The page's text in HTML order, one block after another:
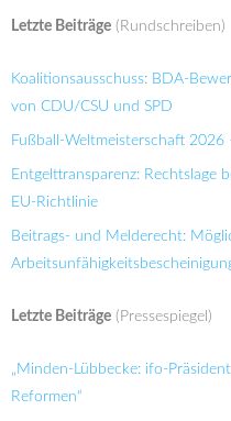
Letzte Beiträge (Rundschreiben)
Koalitionsausschuss: BDA-
von CDU/CSU und SPD
Fußball-Weltmeisterschaft
Entgelttransparenz: Rechtslage
EU-Richtlinie
Beitrags- und Melderecht:
Letzte Beiträge (Pressespiegel)
„Minden-Lübbecke: ifo-
Reformen“